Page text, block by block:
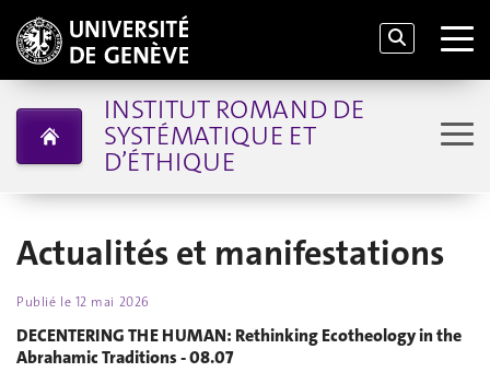
INSTITUT ROMAND DE
SYSTÉMATIQUE ET
D’ÉTHIQUE
Actualités et manifestations
Publié le 12 mai 2026
DECENTERING THE HUMAN: Rethinking Ecotheology in the
Abrahamic Traditions - 08.07